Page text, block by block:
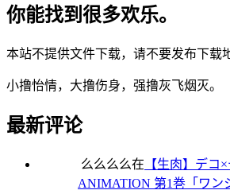
你能找到很多欢乐。
本站不提供文件下载，请不要发布下载
小撸怡情，大撸伤身，强撸灰飞烟灭。
最新评论
么么么么在 【生肉】デコ
ANIMATION 第1巻「ワン